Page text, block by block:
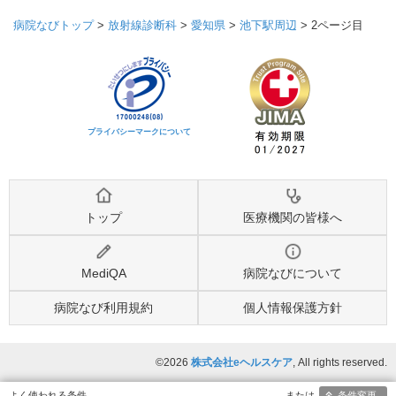
病院なびトップ> 放射線診断科 > 愛知県 > 池下駅周辺 > 2ページ目
プライバシーマークについて
トップ 医療機関の皆様へ
MediQA 病院なびについて
病院なび利用規約 個人情報保護方針
©2026 株式会社eヘルスケア, All rights reserved.